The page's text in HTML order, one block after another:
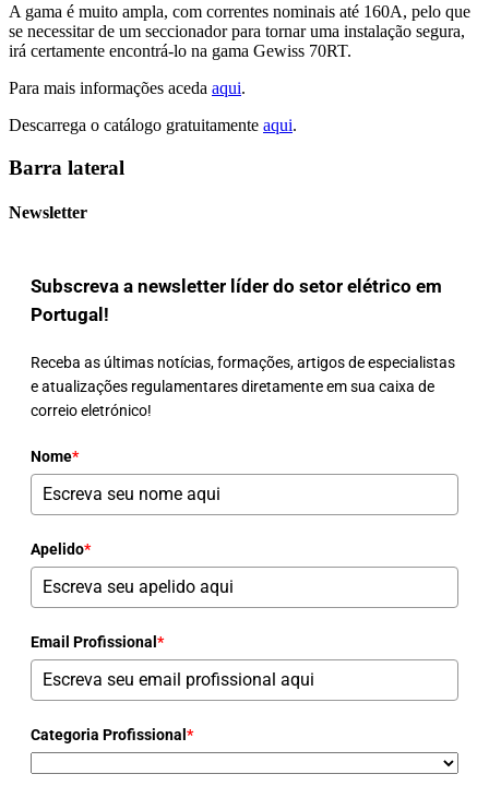
A gama é muito ampla, com correntes nominais até 160A, pelo que
se necessitar de um seccionador para tornar uma instalação segura,
irá certamente encontrá-lo na gama Gewiss 70RT.
Para mais informações aceda aqui.
Descarrega o catálogo gratuitamente aqui.
Barra lateral
Newsletter
Subscreva a newsletter líder do setor elétrico em
Portugal!
Receba as últimas notícias, formações, artigos de especialistas
e atualizações regulamentares diretamente em sua caixa de
correio eletrónico!
Nome*
Apelido*
Email Profissional *
Categoria Profissional *